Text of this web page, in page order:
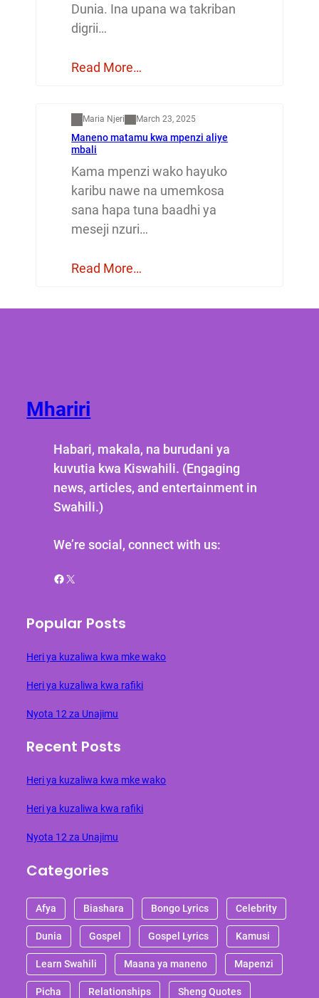
Dunia. Ina upana wa takriban
digrii…
Read More…
Maria Njeri March 23, 2025
Maneno matamu kwa mpenzi aliye
mbali
Kama mpenzi wako hayuko
karibu nawe na umemkosa
sana hapa tuna baadhi ya
meseji nzuri…
Read More…
Mhariri
Habari, makala, na burudani ya
kuvutia kwa Kiswahili. (Engaging
news, articles, and entertainment in
Swahili.)
We’re social, connect with us:
Facebook X
Popular Posts
Heri ya kuzaliwa kwa mke wako
Heri ya kuzaliwa kwa rafiki
Nyota 12 za Unajimu
Recent Posts
Heri ya kuzaliwa kwa mke wako
Heri ya kuzaliwa kwa rafiki
Nyota 12 za Unajimu
Categories
Afya Biashara Bongo Lyrics Celebrity
Dunia Gospel Gospel Lyrics Kamusi
Learn Swahili Maana ya maneno Mapenzi
Picha Relationships Sheng Quotes